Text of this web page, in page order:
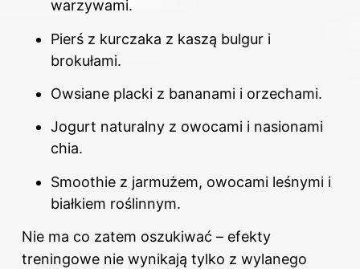
warzywami.
Pierś z kurczaka z kaszą bulgur i
brokułami.
Owsiane placki z bananami i orzechami.
Jogurt naturalny z owocami i nasionami
chia.
Smoothie z jarmużem, owocami leśnymi i
białkiem roślinnym.
Nie ma co zatem oszukiwać – efekty
treningowe nie wynikają tylko z wylanego